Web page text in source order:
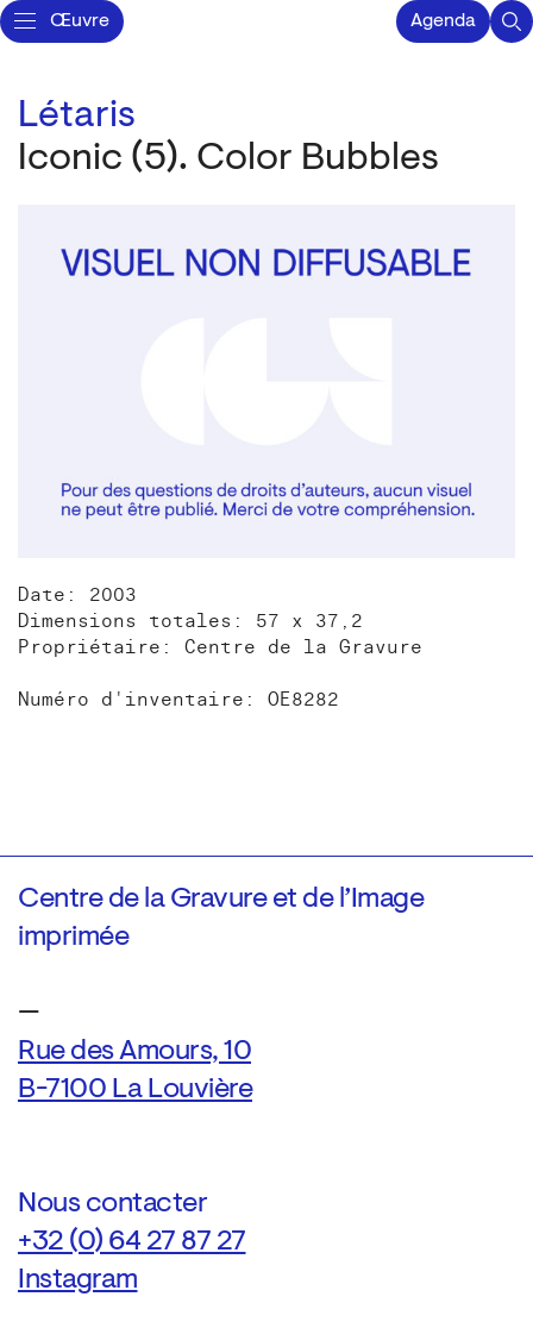
Œuvre Agenda
Létaris
Iconic (5). Color Bubbles
Date: 2003
Dimensions totales: 57 x 37,2
Propriétaire: Centre de la Gravure
Numéro d'inventaire: OE8282
Centre de la Gravure et de l’Image
imprimée
—
Rue des Amours, 10
B-7100 La Louvière
Nous contacter
+32 (0) 64 27 87 27
Instagram